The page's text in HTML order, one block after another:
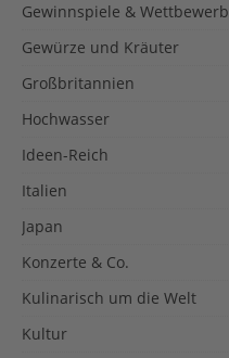
Gewinnspiele &
Gewürze und Kräuter
Großbritannien
Hochwasser
Ideen-Reich
Italien
Japan
Konzerte & Co.
Kulinarisch um die Welt
Kultur